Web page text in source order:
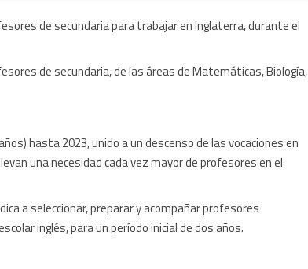
de secundaria para trabajar en Inglaterra, durante el
de secundaria, de las áreas de Matemáticas, Biología,
hasta 2023, unido a un descenso de las vocaciones en
una necesidad cada vez mayor de profesores en el
a seleccionar, preparar y acompañar profesores
inglés, para un período inicial de dos años.